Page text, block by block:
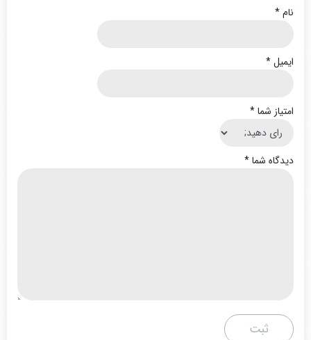
نام*
ایمیل*
امتیاز شما*
دیدگاه شما*